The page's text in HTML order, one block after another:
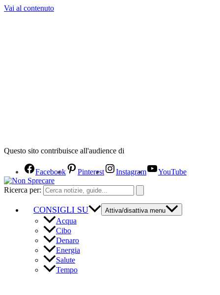
Vai al contenuto
Questo sito contribuisce all'audience di
Facebook Pinterest Instagram YouTube
Ricerca per:
CONSIGLI SU Attiva/disattiva menu
Acqua
Cibo
Denaro
Energia
Salute
Tempo